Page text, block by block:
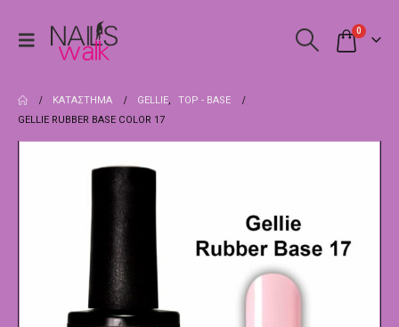
0
ΚΑΤΆΣΤΗΜΑ GELLIE,
TOP - BASE
GELLIE RUBBER BASE COLOR 17